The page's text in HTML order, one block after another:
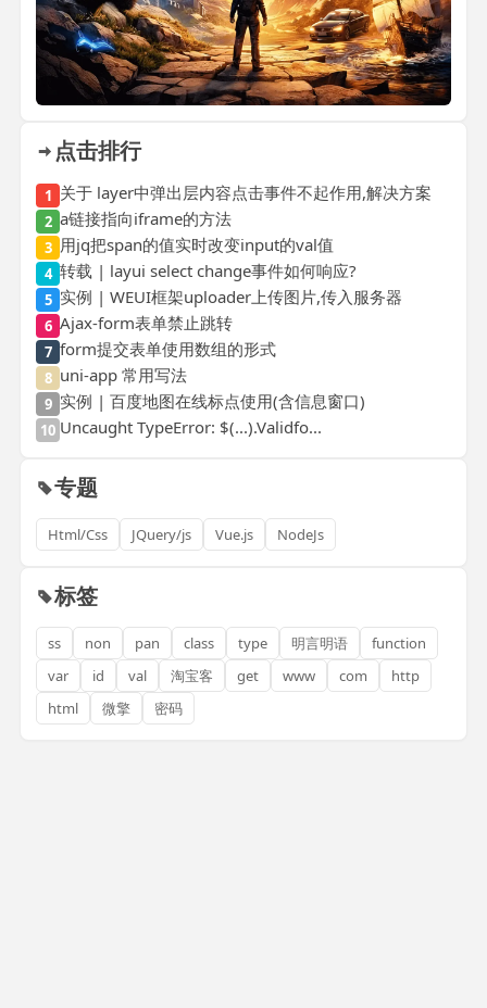
点击排行
1 关于 layer中弹出层内容点击事件不起作用,解决方案
2 a链接指向iframe的方法
3 用jq把span的值实时改变input的val值
4 转载 | layui select change事件如何响应?
5 实例 | WEUI框架uploader上传图片,传入服务器
6 Ajax-form表单禁止跳转
7 form提交表单使用数组的形式
8 uni-app 常用写法
9 实例 | 百度地图在线标点使用(含信息窗口)
10 Uncaught TypeError: $(...).Validfo...
专题
Html/Css JQuery/js Vue.js NodeJs
标签
ss non pan class type 明言明语
function
var
id val 淘宝客 get www com
http
html
微擎 密码